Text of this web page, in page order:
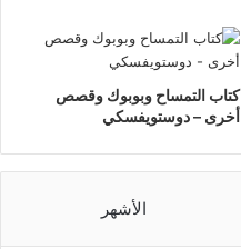
كتاب التمساح وبوبوك وقصص
أخرى – دوستويفسكي
الأشهر